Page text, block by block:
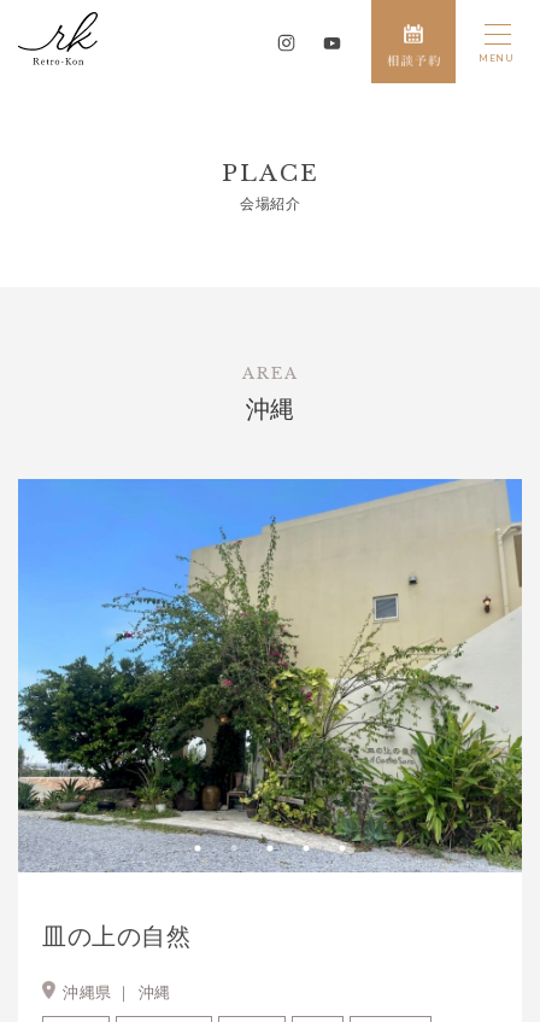
PLACE
会場紹介
AREA
沖縄
皿の上の自然
沖縄県 ｜ 沖縄